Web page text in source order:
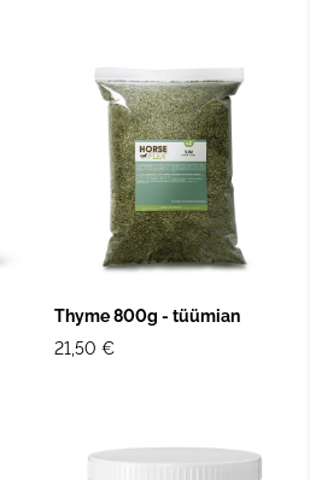
Thyme 800g - tüümian
21,50 €